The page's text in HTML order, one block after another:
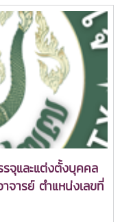
จุและแต่งตั้งบุคคล
จารย์ ตำแหน่งเลขที่